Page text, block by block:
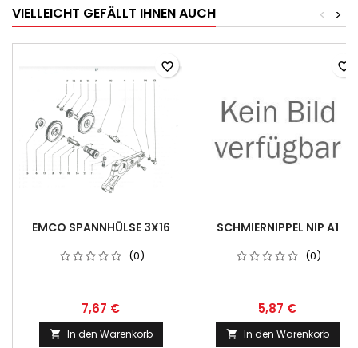
VIELLEICHT GEFÄLLT IHNEN AUCH >
<
EMCO SPANNHÜLSE 3X16
(0)
7,67 €
 In den Warenkorb
favorite_border
SCHMIERNIPPEL NIP A1
(0)
5,87 €
 In den Warenkorb
favorite_border